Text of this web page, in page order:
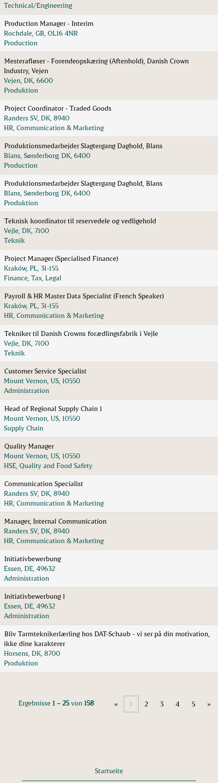
Technical/Engineering
Production Manager - Interim
Rochdale, GB, OL16 4NR
Production
Mesterafløser - Forendeopskæring (Aftenhold), Danish Crown
Industry, Vejen
Vejen, DK, 6600
Produktion
Project Coordinator - Traded Goods
Randers SV, DK, 8940
HR, Communication & Marketing
Produktionsmedarbejder Slagtergang Daghold, Blans
Blans, Sønderborg, DK, 6400
Production
Produktionsmedarbejder Slagtergang Daghold, Blans
Blans, Sønderborg, DK, 6400
Produktion
Teknisk koordinator til reservedele og vedligehold
Vejle, DK, 7100
Teknik
Project Manager (Specialised Finance)
Kraków, PL, 31-155
Finance, Tax, Legal
Payroll & HR Master Data Specialist (French Speaker)
Kraków, PL, 31-155
HR, Communication & Marketing
Tekniker til Danish Crowns forædlingsfabrik i Vejle
Vejle, DK, 7100
Teknik
Customer Service Specialist
Mount Vernon, US, 10550
Administration
Head of Regional Supply Chain 1
Mount Vernon, US, 10550
Supply Chain
Quality Manager
Mount Vernon, US, 10550
HSE, Quality and Food Safety
Communication Specialist
Randers SV, DK, 8940
HR, Communication & Marketing
Manager, Internal Communication
Randers SV, DK, 8940
HR, Communication & Marketing
Initiativbewerbung
Essen, DE, 49632
Administration
Initiativbewerbung 1
Essen, DE, 49632
Administration
Bliv Tarmteknikerlærling hos DAT-Schaub - vi ser på din motivation,
ikke dine karakterer
Horsens, DK, 8700
Produktion
Ergebnisse 1 – 25von 158 « 1 2 3 4 5 »
Startseite